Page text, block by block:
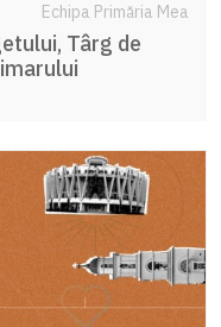
Echipa Primăria Mea
Târg de